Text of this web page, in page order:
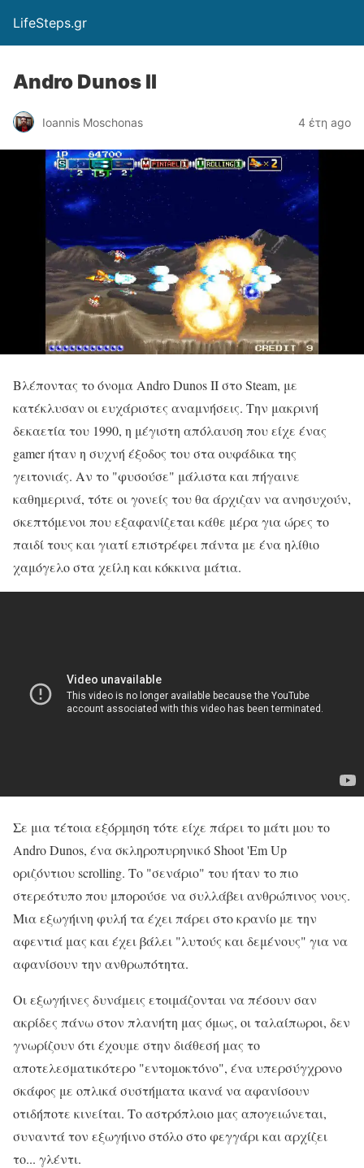
LifeSteps.gr
Andro Dunos II
Ioannis Moschonas 4 έτη ago
Βλέποντας το όνομα Andro Dunos II στο Steam, με
κατέκλυσαν οι ευχάριστες αναμνήσεις. Την μακρινή
δεκαετία του 1990, η μέγιστη απόλαυση που είχε ένας
gamer ήταν η συχνή έξοδος του στα ουφάδικα της
γειτονιάς. Αν το "φυσούσε" μάλιστα και πήγαινε
καθημερινά, τότε οι γονείς του θα άρχιζαν να ανησυχούν,
σκεπτόμενοι που εξαφανίζεται κάθε μέρα για ώρες το
παιδί τους και γιατί επιστρέφει πάντα με ένα ηλίθιο
χαμόγελο στα χείλη και κόκκινα μάτια.
Σε μια τέτοια εξόρμηση τότε είχε πάρει το μάτι μου το
Andro Dunos, ένα σκληροπυρηνικό Shoot 'Em Up
οριζόντιου scrolling. Το "σενάριο" του ήταν το πιο
στερεότυπο που μπορούσε να συλλάβει ανθρώπινος νους.
Μια εξωγήινη φυλή τα έχει πάρει στο κρανίο με την
αφεντιά μας και έχει βάλει "λυτούς και δεμένους" για να
αφανίσουν την ανθρωπότητα.
Οι εξωγήινες δυνάμεις ετοιμάζονται να πέσουν σαν
ακρίδες πάνω στον πλανήτη μας όμως, οι ταλαίπωροι, δεν
γνωρίζουν ότι έχουμε στην διάθεσή μας το
αποτελεσματικότερο "εντομοκτόνο", ένα υπερσύγχρονο
σκάφος με οπλικά συστήματα ικανά να αφανίσουν
οτιδήποτε κινείται. Το αστρόπλοιο μας απογειώνεται,
συναντά τον εξωγήινο στόλο στο φεγγάρι και αρχίζει
το... γλέντι.